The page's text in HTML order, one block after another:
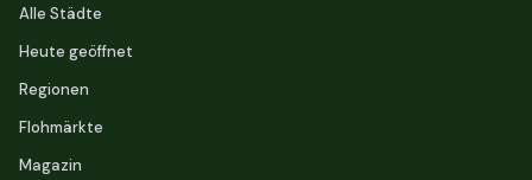
Alle Städte
Heute geöffnet
Regionen
Flohmärkte
Magazin